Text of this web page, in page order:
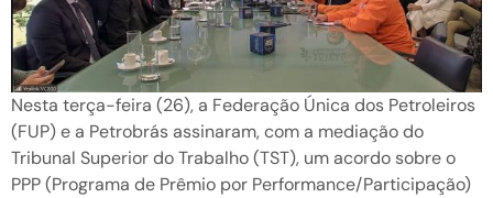
Nesta terça-feira (26), a Federação Única dos Petroleiros
(FUP) e a Petrobrás assinaram, com a mediação do
Tribunal Superior do Trabalho (TST), um acordo sobre o
PPP (Programa de Prêmio por Performance/Participação)